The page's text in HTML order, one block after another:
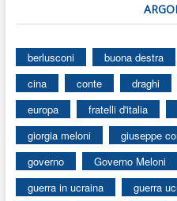
berlusconi buona destra
cina
conte draghi
europa
fratelli d'italia
giorgia meloni
giuseppe
governo
Governo Meloni
guerra in ucraina
guerra